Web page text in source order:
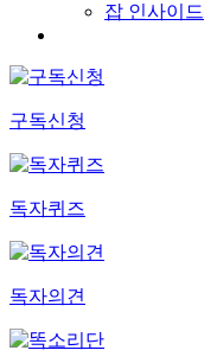
잡 인사이드
구독신청
독자퀴즈
독자의견